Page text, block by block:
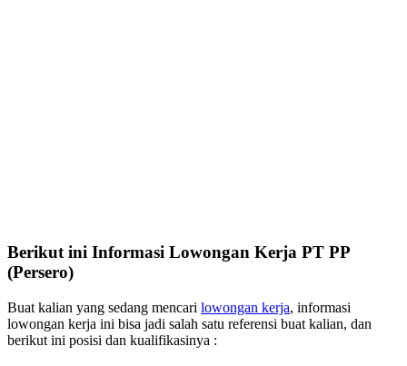
Berikut ini Informasi Lowongan Kerja PT PP
(Persero)
Buat kalian yang sedang mencari lowongan kerja, informasi
lowongan kerja ini bisa jadi salah satu referensi buat kalian, dan
berikut ini posisi dan kualifikasinya :